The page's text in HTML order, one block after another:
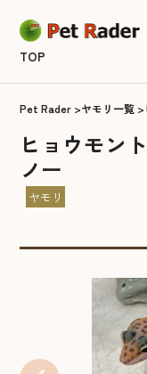
TOP
Pet Rader ヤモリ一覧
ヒョウモン
ノー
ヤモリ